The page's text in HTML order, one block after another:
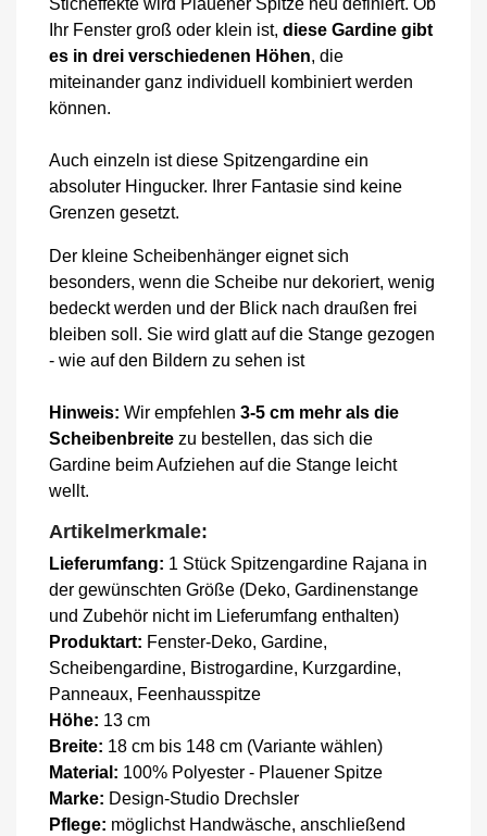
Sticheffekte wird Plauener Spitze neu definiert. Ob
Ihr Fenster groß oder klein ist, diese Gardine gibt
es in drei verschiedenen Höhen, die
miteinander ganz individuell kombiniert werden
können.
Auch einzeln ist diese Spitzengardine ein
absoluter Hingucker. Ihrer Fantasie sind keine
Grenzen gesetzt.
Der kleine Scheibenhänger eignet sich
besonders, wenn die Scheibe nur dekoriert, wenig
bedeckt werden und der Blick nach draußen frei
bleiben soll. Sie wird glatt auf die Stange gezogen
- wie auf den Bildern zu sehen ist
Hinweis: Wir empfehlen 3-5 cm mehr als die
Scheibenbreite zu bestellen, das sich die
Gardine beim Aufziehen auf die Stange leicht
wellt.
Artikelmerkmale:
Lieferumfang: 1 Stück Spitzengardine Rajana in
der gewünschten Größe (Deko, Gardinenstange
und Zubehör nicht im Lieferumfang enthalten)
Produktart: Fenster-Deko, Gardine,
Scheibengardine, Bistrogardine, Kurzgardine,
Panneaux, Feenhausspitze
Höhe: 13 cm
Breite: 18 cm bis 148 cm (Variante wählen)
Material: 100% Polyester - Plauener Spitze
Marke: Design-Studio Drechsler
Pflege: möglichst Handwäsche, anschließend